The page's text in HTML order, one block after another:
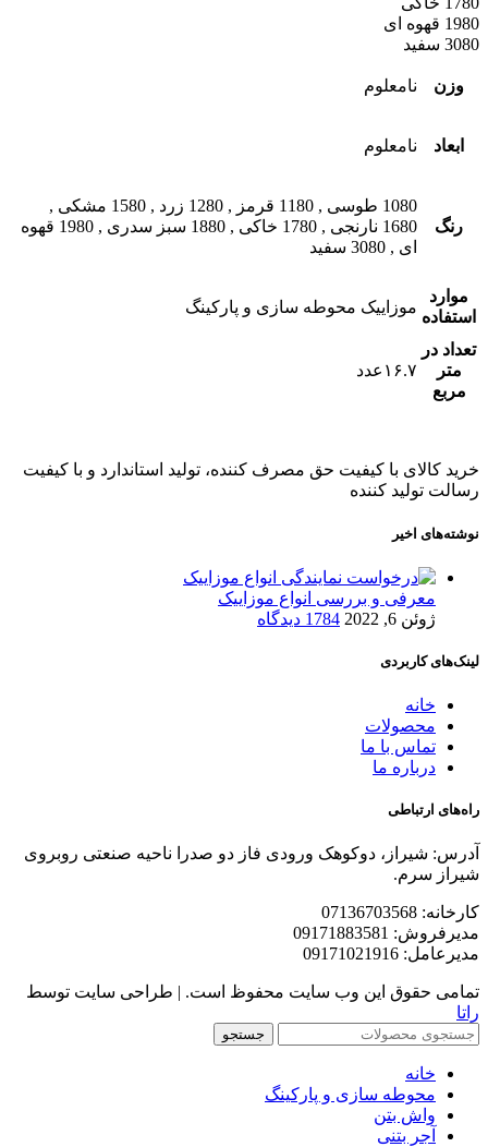
1980 قهوه ای
3080 سفید
وزن نامعلوم
ابعاد نامعلوم
رنگ
1080 طوسی , 1180 قرمز , 1280 زرد , 1580 مشکی
,
1680 نارنجی
, 1780 خاکی , 1880 سبز سدری ,
1980 قهوه
ای , 3080 سفید
موارد
استفاده
موزاییک محوطه سازی و پارکینگ
تعداد در
متر
مربع
۱۶.۷عدد
خرید کالای با کیفیت حق مصرف کننده، تولید استاندارد و با کیفیت
رسالت تولید کننده
نوشته‌های اخیر
معرفی و بررسی انواع موزاییک
ژوئن 6, 2022
1784 دیدگاه
لینک‌های کاربردی
خانه
محصولات
تماس با ما
درباره ما
راه‌های ارتباطی
آدرس: شیراز، دوکوهک ورودی فاز دو صدرا ناحیه صنعتی روبروی
شیراز سرم.
کارخانه: 07136703568
مدیرفروش: 09171883581
مدیرعامل: 09171021916
تمامی حقوق این وب سایت محفوظ است. | طراحی سایت توسط
راتا
جستجو
خانه
محوطه سازی و پارکینگ
واش بتن
آجر بتنی